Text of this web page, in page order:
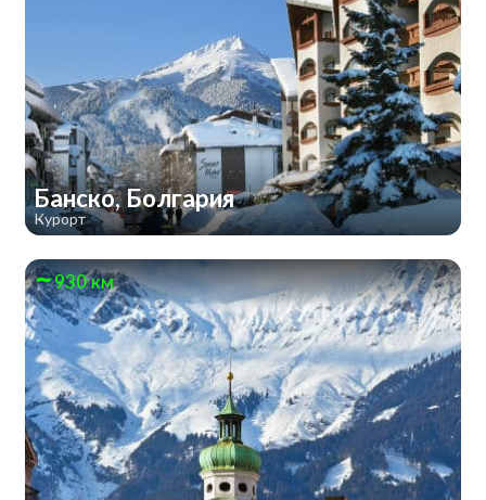
Банско, Болгария
Курорт
930 км